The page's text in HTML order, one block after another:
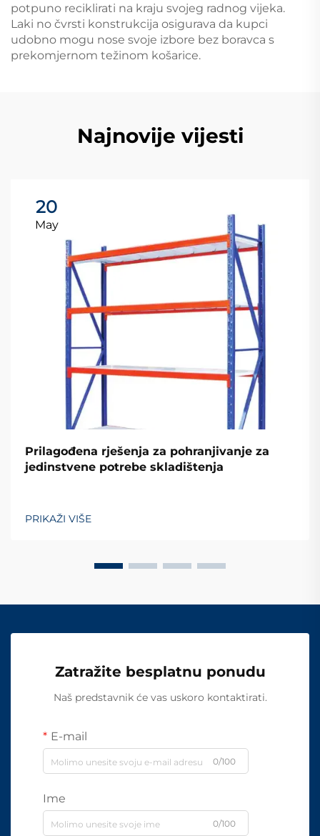
potpuno reciklirati na kraju svojeg radnog vijeka.
Laki no čvrsti konstrukcija osigurava da kupci
udobno mogu nose svoje izbore bez boravca s
prekomjernom težinom košarice.
Najnovije vijesti
20
May
Prilagođena rješenja za pohranjivanje za
jedinstvene potrebe skladištenja
PRIKAŽI VIŠE
Zatražite besplatnu ponudu
Naš predstavnik će vas uskoro kontaktirati.
E-mail
0/100
Ime
0/100